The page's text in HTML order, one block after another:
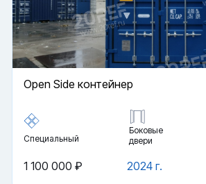
Open Side контейнер
Специальный
Боковые
двери
2024 г.
1 100 000 ₽